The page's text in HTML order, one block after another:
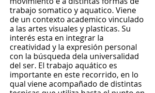
trabajo somatico y aquatico. Viene
de un contexto academico vinculado
a las artes visuales y plasticas. Su
interés esta en integrar la
creatividad y la expresión personal
con la búsqueda dela universalidad
del ser. El trabajo aquático es
importante en este recorrido, en lo
qual viene acompañado de distintas